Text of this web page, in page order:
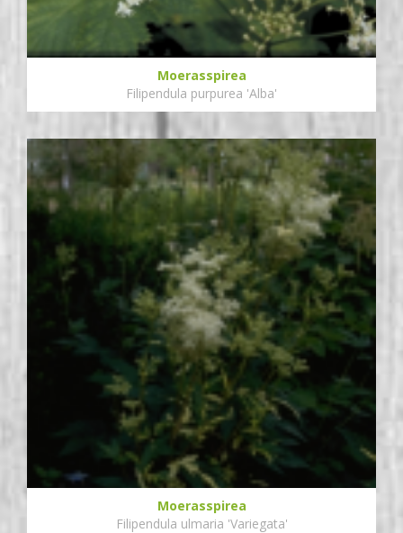
Moerasspirea
Filipendula purpurea 'Alba'
Moerasspirea
Filipendula ulmaria 'Variegata'